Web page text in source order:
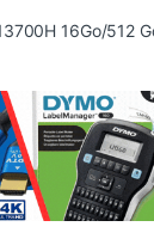
16Go/512